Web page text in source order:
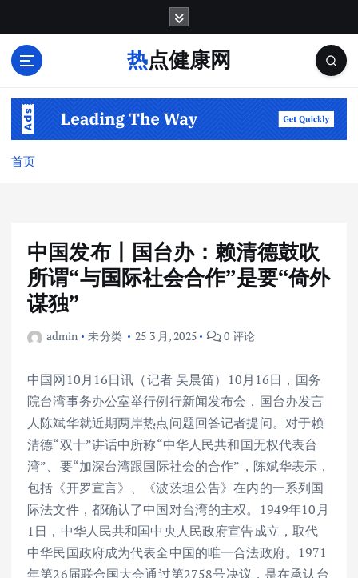
热点健康网
首页
中国发布丨国台办：赖清德鼓吹
所谓“与国际社会合作”是要“倚外
谋独”
admin 未分类 25 3 月, 2025 0 评论
中国网10月16日讯（记者 吴晨笛）10月16日，国务
院台湾事务办公室举行例行新闻发布会，国台办发言
人陈斌华就近期两岸热点问题回答记者提问。对于赖
清德“双十”讲话中所称“中华人民共和国无权代表台
湾”、要“加深台湾跟国际社会的合作”，陈斌华表示，
包括《开罗宣言》、《波茨坦公告》在内的一系列国
际法文件，都确认了中国对台湾的主权。1949年10月
1日，中华人民共和国中央人民政府宣告成立，取代
中华民国政府成为代表全中国的唯一合法政府。1971
年第26届联合国大会通过第2758号决议，是在承认台